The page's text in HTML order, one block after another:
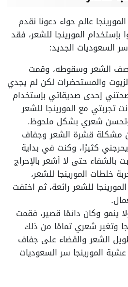
عالم حواء دعونا نقدم
بإستخدام المورينجا للشعر، فقد
السعوديات الجديد:
الشعر وسقوطه، وقمت
والمستحضرات لكن لم يجدي
إحدى صديقاتي بإستخدام
تجربتي مع المورينجا للشعر
وتحسن شعري بشكل ملحوظ.
مشكلة قشرة الشعر وجفاف
كثيرًا، وكنت في بداية
بالشفاء حتى لا أشعر بالإحراج
خلطات المورينجا للشعر،
للشعر رائعة، ثم اختفت
ينمو وكان دائمًا قصير، فقمت
وتغير شعري تمامًا من ذلك
الشعر والقضاء على جفاف
المورينجا سر السعوديات